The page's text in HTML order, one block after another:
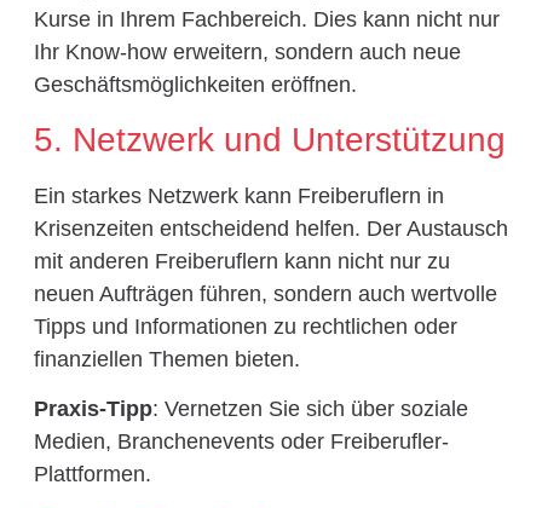
Kurse in Ihrem Fachbereich. Dies kann nicht nur
Ihr Know-how erweitern, sondern auch neue
Geschäftsmöglichkeiten eröffnen.
5. Netzwerk und Unterstützung
Ein starkes Netzwerk kann Freiberuflern in
Krisenzeiten entscheidend helfen. Der Austausch
mit anderen Freiberuflern kann nicht nur zu
neuen Aufträgen führen, sondern auch wertvolle
Tipps und Informationen zu rechtlichen oder
finanziellen Themen bieten.
Praxis-Tipp: Vernetzen Sie sich über soziale
Medien, Branchenevents oder Freiberufler-
Plattformen.